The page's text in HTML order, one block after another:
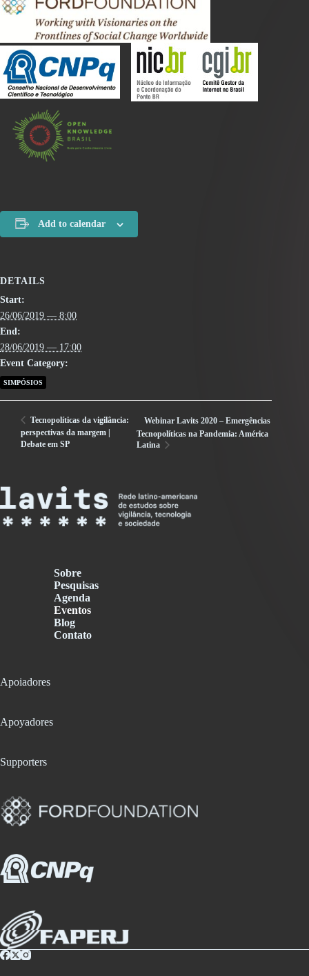
Add to calendar
DETAILS
Start:
26/06/2019 — 8:00
End:
28/06/2019 — 17:00
Event Category:
SIMPÓSIOS
Tecnopolíticas da vigilância:
perspectivas da margem |
Debate em SP
Webinar Lavits 2020 – Emergências
Tecnopolíticas na Pandemia: América
Latina
Sobre
Pesquisas
Agenda
Eventos
Blog
Contato
Apoiadores
Apoyadores
Supporters